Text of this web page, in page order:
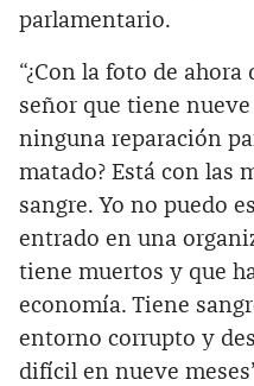
parlamentario.
“¿Con la foto de
señor que tiene
ninguna reparación
matado? Está con las
sangre. Yo no puedo
entrado en una
tiene muertos y que
economía. Tiene
entorno corrupto y
difícil en nueve